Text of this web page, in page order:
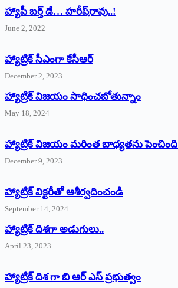
హ్యాపీ బర్త్ ‌డే… హరీష్‌రావు..!
June 2, 2022
హ్యాట్రిక్‌ ‌సీఎంగా కేసీఆర్‌
December 2, 2023
హ్యాట్రిక్‌ విజయం సాధించబోతున్నాం
May 18, 2024
హ్యాట్రిక్ విజయం మరింత బాధ్యతను పెంచింది
December 9, 2023
హ్యాట్రిక్‌ ‌విక్టరీతో ఆశీర్వదించండి
September 14, 2024
‌హ్యాట్రిక్‌ ‌దిశగా అడుగులు..
April 23, 2023
హ్యాట్రిక్ దిశ గా బి ఆర్ ఎస్ ప్రభుత్వం